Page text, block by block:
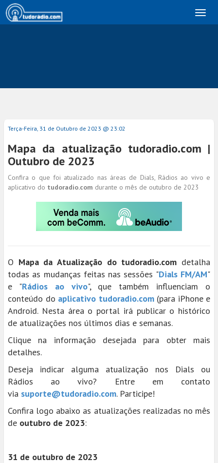
Terça-Feira, 31 de Outubro de 2023 @ 23:02
Mapa da atualização tudoradio.com |
Outubro de 2023
Confira o que foi atualizado nas áreas de Dials, Rádios ao vivo e
aplicativo do tudoradio.com durante o mês de outubro de 2023
O Mapa da Atualização do tudoradio.com detalha
todas as mudanças feitas nas sessões "Dials FM/AM"
e "Rádios ao vivo", que também influenciam o
conteúdo do aplicativo tudoradio.com(para iPhone e
Android. Nesta área o portal irá publicar o histórico
de atualizações nos últimos dias e semanas.
Clique na informação desejada para obter mais
detalhes.
Deseja indicar alguma atualização nos Dials ou
Rádios ao vivo? Entre em contato
via suporte@tudoradio.com. Participe!
Confira logo abaixo as atualizações realizadas no mês
de outubro de 2023:
31 de outubro de 2023